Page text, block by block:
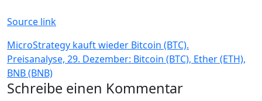
Source link
Beitragsnavigation
MicroStrategy kauft wieder Bitcoin (BTC).
Preisanalyse, 29. Dezember: Bitcoin (BTC), Ether (ETH),
BNB (BNB)
Schreibe einen Kommentar